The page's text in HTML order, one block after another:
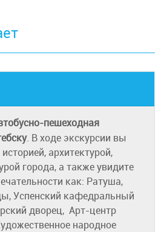
пешеходная
. В ходе экскурсии вы
архитектурой,
города, а также увидите
как: Ратуша,
Успенский кафедральный
дворец, Арт-центр
народное